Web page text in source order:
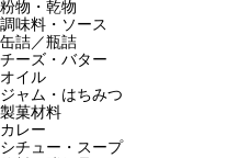
粉物・乾物
調味料・ソース
缶詰／瓶詰
チーズ・バター
オイル
ジャム・はちみつ
製菓材料
カレー
シチュー・スープ